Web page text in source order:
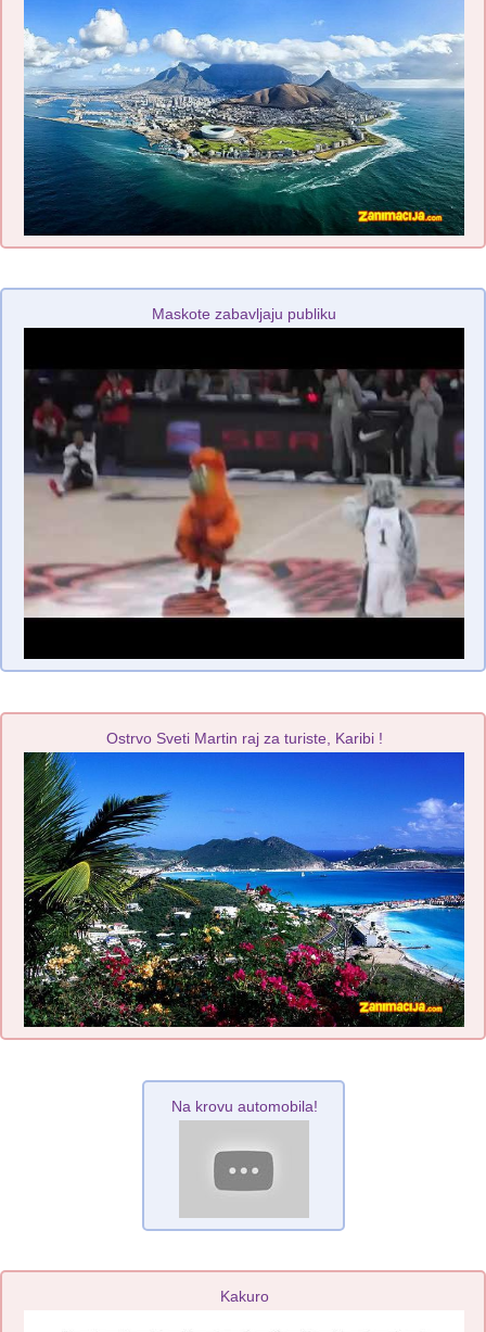
Maskote zabavljaju publiku
Ostrvo Sveti Martin raj za turiste, Karibi !
Na krovu automobila!
Kakuro